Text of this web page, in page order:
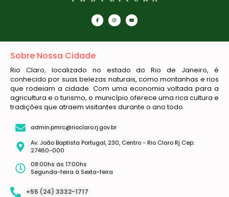
Sobre Nossa Cidade
Rio Claro, localizado no estado do Rio de Janeiro, é
conhecido por suas belezas naturais, como montanhas e rios
que rodeiam a cidade. Com uma economia voltada para a
agricultura e o turismo, o município oferece uma rica cultura e
tradições que atraem visitantes durante o ano todo.
admin.pmrc@rioclaro.rj.gov.br
Av. João Baptista Portugal, 230, Centro - Rio Claro Rj Cep:
27460-000
08:00hs às 17:00hs
Segunda-feira à Sexta-feira
+55 (24) 3332-1717